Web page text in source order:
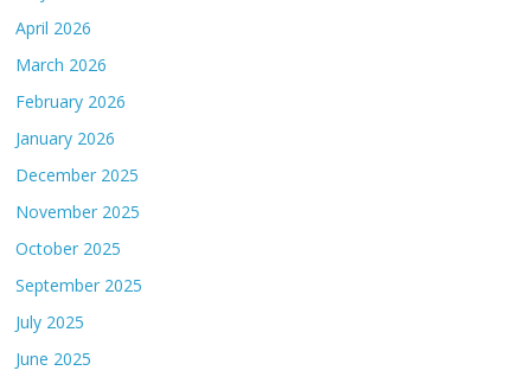
April 2026
March 2026
February 2026
January 2026
December 2025
November 2025
October 2025
September 2025
July 2025
June 2025